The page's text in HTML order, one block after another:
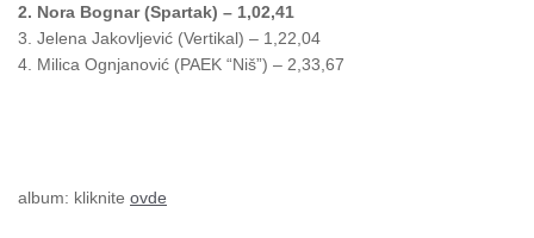
2. Nora Bognar (Spartak) – 1,02,41
3. Jelena Jakovljević (Vertikal) – 1,22,04
4. Milica Ognjanović (PAEK “Niš”) – 2,33,67
album: kliknite ovde